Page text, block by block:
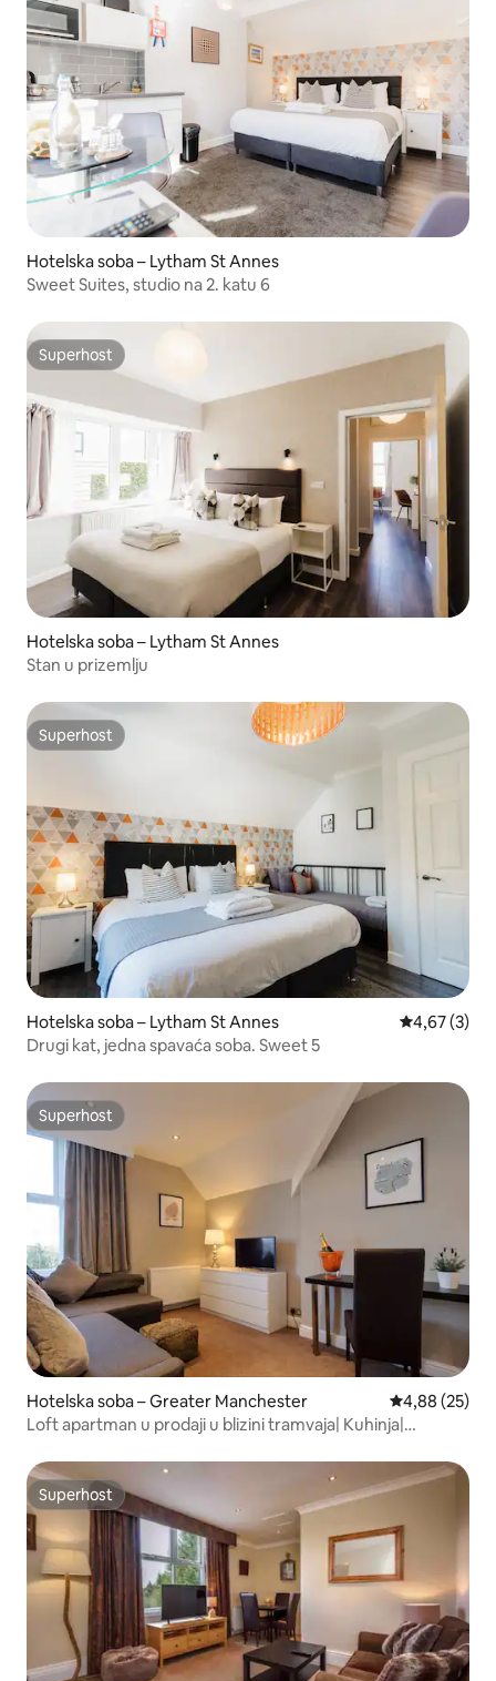
Hotelska soba – Lytham St Annes
Sweet Suites, studio na 2. katu 6
Superhost
Superhost
Hotelska soba – Lytham St Annes
Stan u prizemlju
Superhost
Superhost
Hotelska soba – Lytham St Annes Prosječna
4,67 (3)
Drugi kat, jedna spavaća soba. Sweet 5
Superhost
Superhost
Hotelska soba – Greater Manchester Prosječna
4,88 (25)
Loft apartman u prodaji u blizini tramvaja| Kuhinja|
Superhost
Superhost